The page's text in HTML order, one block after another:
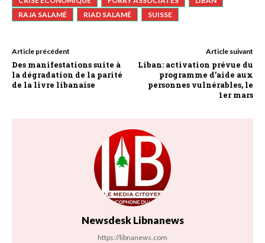
RAJA SALAMÉ
RIAD SALAMÉ SUISSE
Article précédent
Des manifestations suite à
la dégradation de la parité
de la livre libanaise
Article suivant
Liban: activation prévue du
programme d’aide aux
personnes vulnérables, le
1er mars
Newsdesk Libnanews
https://libnanews.com